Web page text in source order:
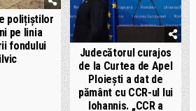
polițiștilor
pe linia
fondului
Judecătorul curajos
de la Curtea de Apel
Ploiești a dat de
pământ cu CCR-ul lui
Iohannis. „CCR a